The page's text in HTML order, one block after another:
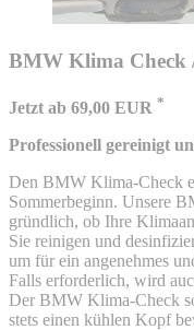
BMW Klima Check
Jetzt ab 69,00 EUR *
Professionell gereinigt
Den BMW Klima-Check
Sommerbeginn. Unsere
gründlich, ob Ihre
Sie reinigen und
um für ein angenehmes
Falls erforderlich, wird
Der BMW Klima-Check
stets einen kühlen Kopf